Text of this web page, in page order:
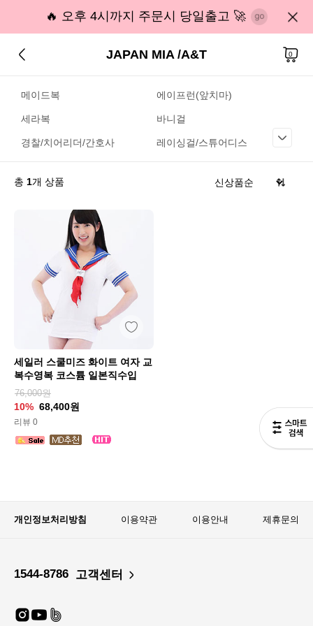
🔥 오후 4시까지 주문시 당일출고 🚀
JAPAN MIA /A&T 0
메이드복 에이프런(앞치마)
세라복 바니걸
경찰/치어리더/간호사 레이싱걸/스튜어디스
총 1개 상품
세일러 스쿨미즈 화이트 여자 교
복수영복 코스튬 일본직수입
76,000원
10% 68,400원
리뷰 0
개인정보처리방침 이용약관 이용안내 제휴문의
1544-8786 고객센터